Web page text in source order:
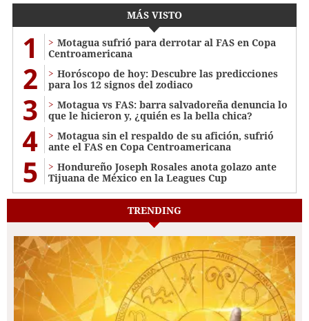
MÁS VISTO
1
Motagua sufrió para derrotar al FAS en Copa
Centroamericana
2
Horóscopo de hoy: Descubre las predicciones
para los 12 signos del zodiaco
3
Motagua vs FAS: barra salvadoreña denuncia lo
que le hicieron y, ¿quién es la bella chica?
4
Motagua sin el respaldo de su afición, sufrió
ante el FAS en Copa Centroamericana
5
Hondureño Joseph Rosales anota golazo ante
Tijuana de México en la Leagues Cup
TRENDING